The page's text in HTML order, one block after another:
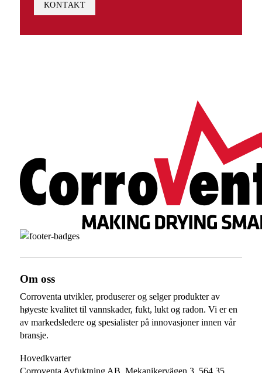
KONTAKT
Om oss
Corroventa utvikler, produserer og selger produkter av
høyeste kvalitet til vannskader, fukt, lukt og radon. Vi er en
av markedsledere og spesialister på innovasjoner innen vår
bransje.
Hovedkvarter
Corroventa Avfuktning AB, Mekanikervägen 3, 564 35,